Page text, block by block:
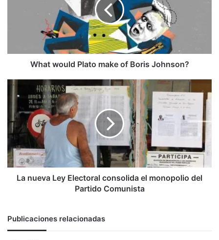
What would Plato make of Boris Johnson?
La
nueva
Electoral
consolida
el
monopolio
del
Partido
Comunista
La nueva Ley Electoral consolida el monopolio del
Partido Comunista
Publicaciones relacionadas